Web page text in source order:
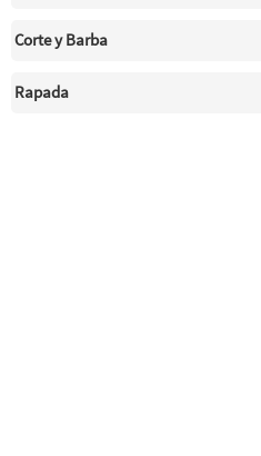
Corte y Barba
Rapada